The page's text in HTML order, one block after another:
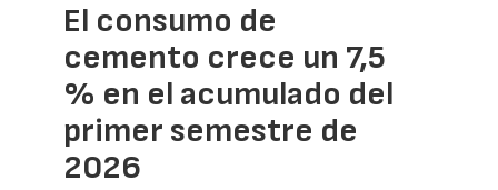
El consumo de
cemento crece un 7,5
% en el acumulado del
primer semestre de
2026